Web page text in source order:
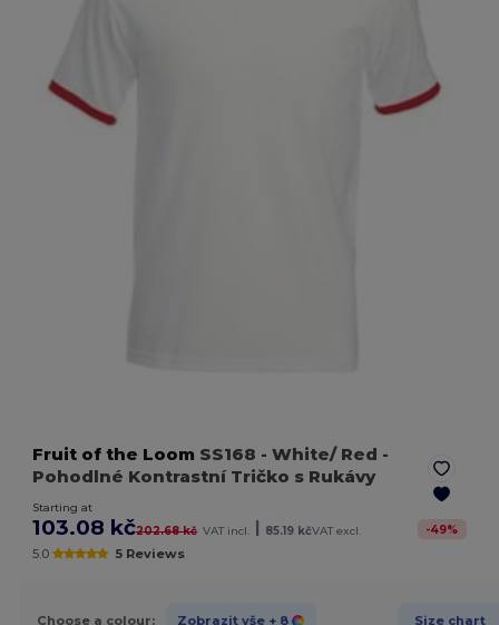
Fruit of the Loom SS168 - White/ Red -
Pohodlné Kontrastní Tričko s Rukávy
Starting at
103.08 kč202.68 kč VAT incl. 85.19 kčVAT excl. -49%
5.0 5 Reviews
Choose a colour: Zobrazit vše + 8 Size chart